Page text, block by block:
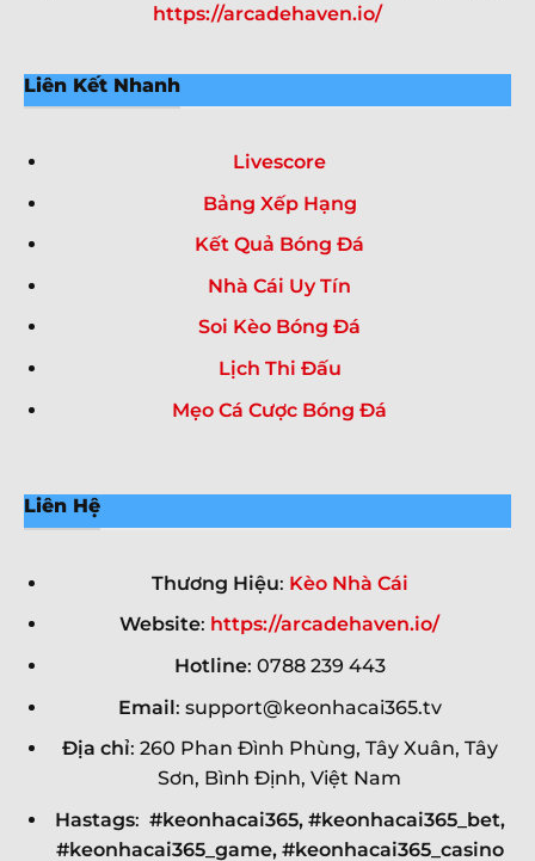
https://arcadehaven.io/
Liên Kết Nhanh
Livescore
Bảng Xếp Hạng
Kết Quả Bóng Đá
Nhà Cái Uy Tín
Soi Kèo Bóng Đá
Lịch Thi Đấu
Mẹo Cá Cược Bóng Đá
Liên Hệ
Thương Hiệu: Kèo Nhà Cái
Website: https://arcadehaven.io/
Hotline: 0788 239 443
Email: support@keonhacai365.tv
Địa chỉ: 260 Phan Đình Phùng, Tây Xuân, Tây
Sơn, Bình Định, Việt Nam
Hastags: #keonhacai365, #keonhacai365_bet,
#keonhacai365_game, #keonhacai365_casino